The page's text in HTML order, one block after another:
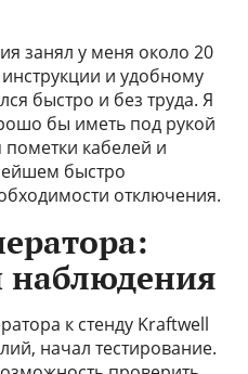
занял у меня около 20
и удобному
быстро и без труда. Я
бы иметь под рукой
кабелей и
быстро
отключения.
наблюдения
к стенду Kraftwell
начал тестирование.